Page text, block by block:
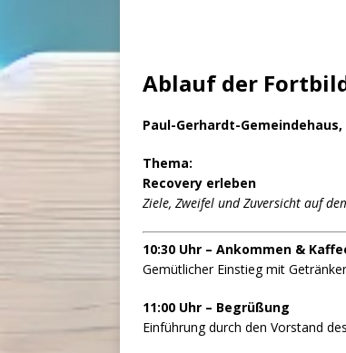
Ablauf der
Paul-Gerhardt-
Thema:
Recovery erleben
Ziele, Zweifel und Zuversicht auf
10:30 Uhr – Ankommen &
Gemütlicher Einstieg mit
11:00 Uhr – Begrüßung
Einführung durch den Vorstand